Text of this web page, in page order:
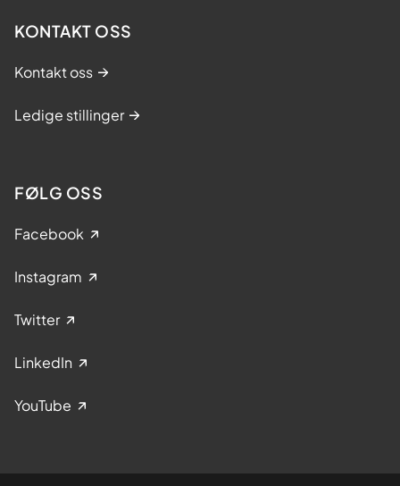
KONTAKT OSS
Kontakt oss
Ledige stillinger
FØLG OSS
Facebook
Instagram
Twitter
LinkedIn
YouTube